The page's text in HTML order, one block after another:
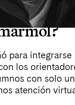
para integrarse
los
con solo
atención